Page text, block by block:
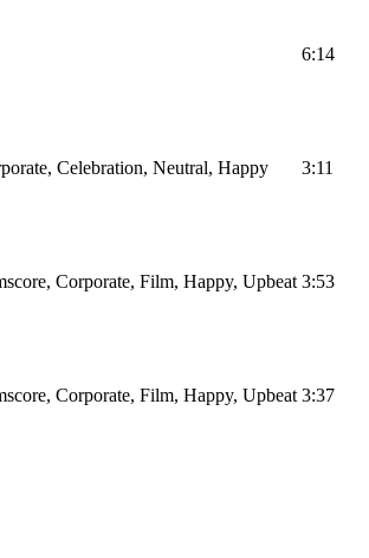
6:14
Celebration, Neutral, Happy 3:11
Corporate, Film, Happy, Upbeat 3:53
Corporate, Film, Happy, Upbeat 3:37